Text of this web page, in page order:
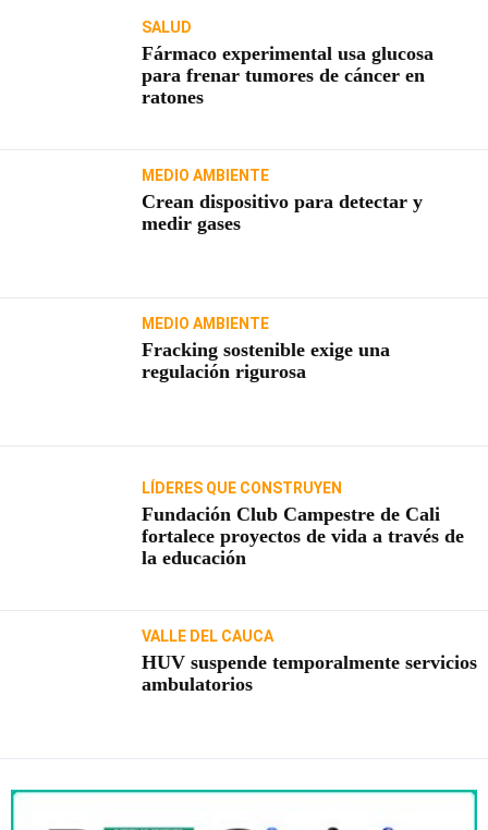
SALUD
Fármaco experimental usa glucosa
para frenar tumores de cáncer en
ratones
MEDIO AMBIENTE
Crean dispositivo para detectar y
medir gases
MEDIO AMBIENTE
Fracking sostenible exige una
regulación rigurosa
LÍDERES QUE CONSTRUYEN
Fundación Club Campestre de Cali
fortalece proyectos de vida a través de
la educación
VALLE DEL CAUCA
HUV suspende temporalmente servicios
ambulatorios